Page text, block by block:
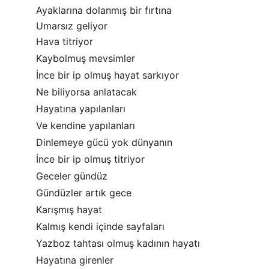
Ayaklarına dolanmış bir fırtına
Umarsız geliyor
Hava titriyor
Kaybolmuş mevsimler
İnce bir ip olmuş hayat sarkıyor
Ne biliyorsa anlatacak
Hayatına yapılanları
Ve kendine yapılanları
Dinlemeye gücü yok dünyanın
İnce bir ip olmuş titriyor
Geceler gündüz
Gündüzler artık gece
Karışmış hayat
Kalmış kendi içinde sayfaları
Yazboz tahtası olmuş kadının hayatı
Hayatına girenler